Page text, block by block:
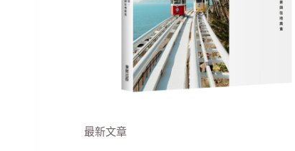
最新文章